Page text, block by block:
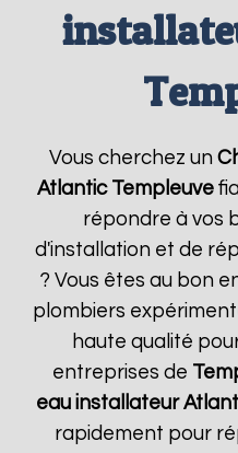
Vous cherchez un
Atlantic Templeuve
répondre à vos
d'installation et de
? Vous êtes au bon
plombiers
haute qualité
entreprises de
eau installateur
rapidement pour